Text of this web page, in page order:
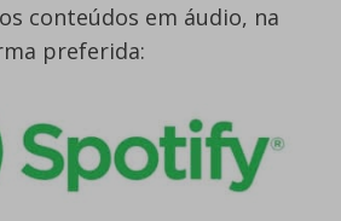
conteúdos em áudio, na
preferida: